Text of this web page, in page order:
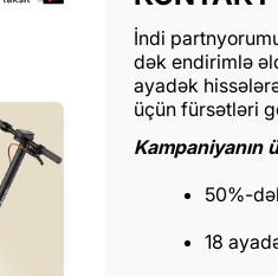
İndi
dək endirimlə
ayadək
üçün fürsətləri
Kampaniyanın
50%-
18